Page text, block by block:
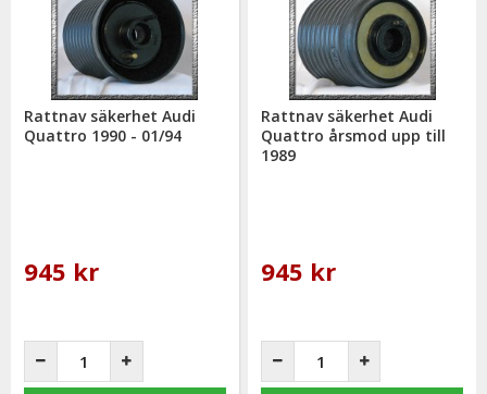
Rattnav säkerhet Audi
Quattro 1990 - 01/94
945 kr
Rattnav säkerhet Audi
Quattro årsmod upp till
1989
945 kr